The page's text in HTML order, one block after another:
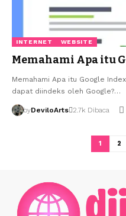
INTERNET WEBSITE
Memahami Apa itu
Memahami Apa itu Google
dapat diindeks oleh Google?…
byDeviloArts 2.7k Dibaca
1 2